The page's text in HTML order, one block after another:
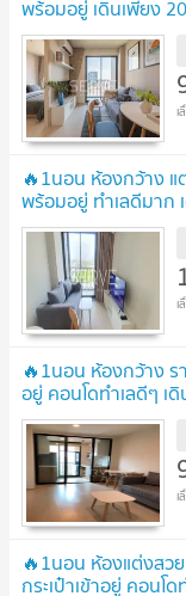
พร้อมอยู่ เดินเพียง
Chaengwattana
🔥1นอน ห้องกว้าง แ
พร้อมอยู่ ทำเลดีมาก
Noble
🔥1นอน ห้องกว้าง
อยู่ คอนโดทำเลดีๆ เ
Noble
🔥1นอน ห้องแต่งสว
กระเป๋าเข้าอยู่ คอนโ